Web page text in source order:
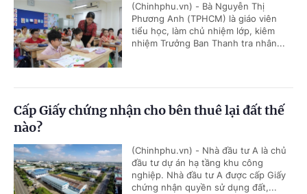
(Chinhphu.vn) - Bà Nguyễn Thị
Phương Anh (TPHCM) là giáo viên
tiểu học, làm chủ nhiệm lớp, kiêm
nhiệm Trưởng Ban Thanh tra nhân...
Cấp Giấy chứng nhận cho bên thuê lại đất thế
nào?
(Chinhphu.vn) - Nhà đầu tư A là chủ
đầu tư dự án hạ tầng khu công
nghiệp. Nhà đầu tư A được cấp Giấy
chứng nhận quyền sử dụng đất,...